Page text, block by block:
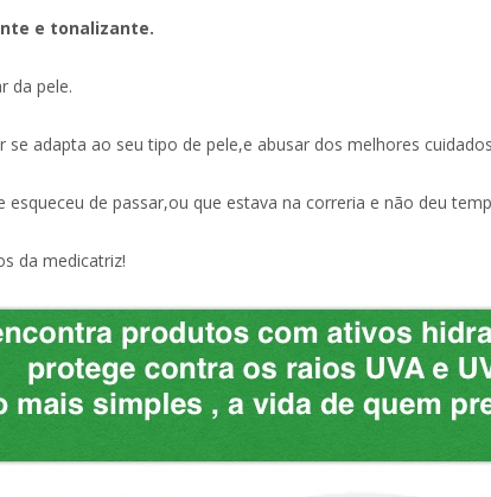
e tonalizante.
da pele.
se adapta ao seu tipo de pele,e abusar dos melhores
esqueceu de passar,ou que estava na correria e não deu
da medicatriz!